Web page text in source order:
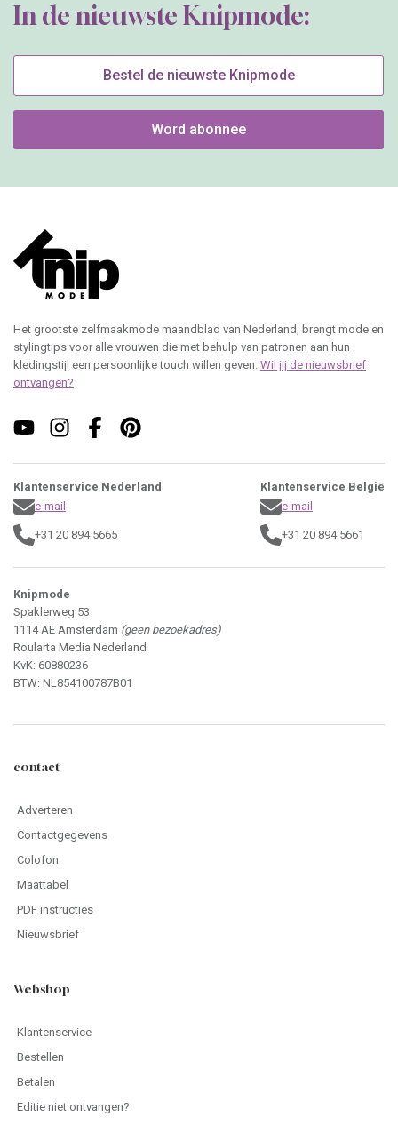
In de nieuwste Knipmode:
Bestel de nieuwste Knipmode
Word abonnee
Het grootste zelfmaakmode maandblad van Nederland, brengt mode en
stylingtips voor alle vrouwen die met behulp van patronen aan hun
kledingstijl een persoonlijke touch willen geven. Wil jij de nieuwsbrief
ontvangen?
Klantenservice Nederland
e-mail
+31 20 894 5665
Klantenservice België
e-mail
+31 20 894 5661
Knipmode
Spaklerweg 53
1114 AE Amsterdam (geen bezoekadres)
Roularta Media Nederland
KvK: 60880236
BTW: NL854100787B01
contact
Adverteren
Contactgegevens
Colofon
Maattabel
PDF instructies
Nieuwsbrief
Webshop
Klantenservice
Bestellen
Betalen
Editie niet ontvangen?